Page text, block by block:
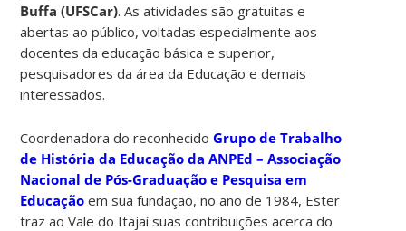
Buffa (UFSCar). As atividades são gratuitas e
abertas ao público, voltadas especialmente aos
docentes da educação básica e superior,
pesquisadores da área da Educação e demais
interessados.
Coordenadora do reconhecidoGrupo de Trabalho
de História da Educação da ANPEd – Associação
Nacional de Pós-Graduação e Pesquisa em
Educação em sua fundação, no ano de 1984, Ester
traz aoVale do Itajaí suas contribuições acerca do